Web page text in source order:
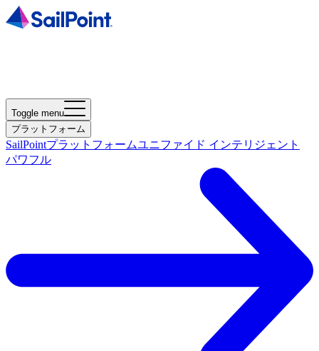
Toggle menu
プラットフォーム
SailPointプラットフォームユニファイド インテリジェント
パワフル